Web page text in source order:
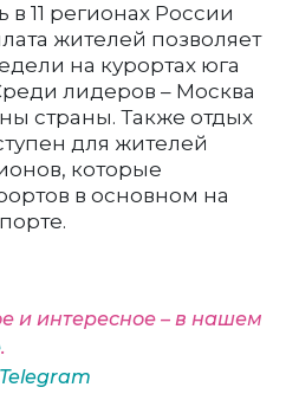
11 регионах России
жителей позволяет
на курортах юга
лидеров – Москва
страны. Также отдых
для жителей
которые
в основном на
и интересное – в нашем
.